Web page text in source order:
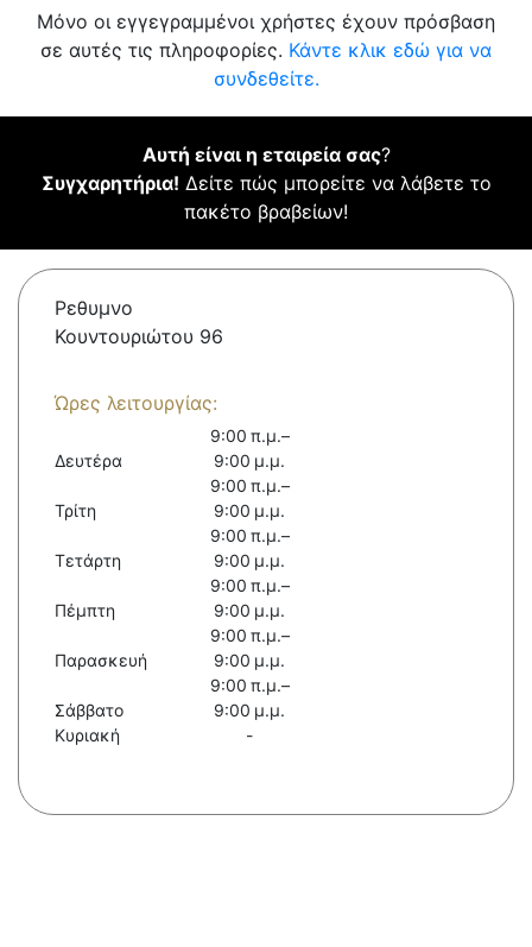
Μόνο οι εγγεγραμμένοι χρήστες έχουν πρόσβαση
σε αυτές τις πληροφορίες. Κάντε κλικ εδώ για να
συνδεθείτε.
Αυτή είναι η εταιρεία σας?
Συγχαρητήρια! Δείτε πώς μπορείτε να λάβετε το
πακέτο βραβείων!
Ρεθυμνο
Κουντουριώτου 96
Ώρες λειτουργίας:
Δευτέρα
9:00 π.μ.–
9:00 μ.μ.
Τρίτη
9:00 π.μ.–
9:00 μ.μ.
Τετάρτη
9:00 π.μ.–
9:00 μ.μ.
Πέμπτη
9:00 π.μ.–
9:00 μ.μ.
Παρασκευή
9:00 π.μ.–
9:00 μ.μ.
Σάββατο
9:00 π.μ.–
9:00 μ.μ.
Κυριακή
-